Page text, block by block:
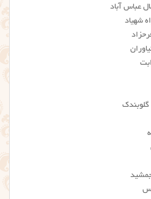
عباس آباد
شهیاد
جمشید